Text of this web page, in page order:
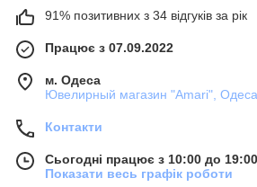
91% позитивних з 34 відгуків за рік
Працює з 07.09.2022
м. Одеса
Ювелирный магазин "Amari",
Контакти
Сьогодні працює з 10:00 до 19:00
Показати весь графік роботи